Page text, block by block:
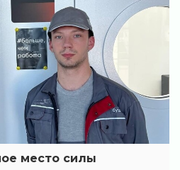
место силы